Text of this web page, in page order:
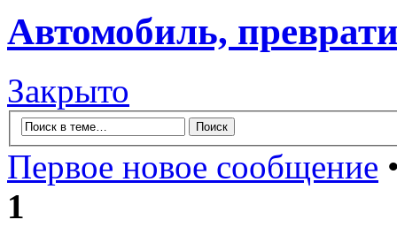
Автомобиль,
Закрыто
Первое новое сообщение
1